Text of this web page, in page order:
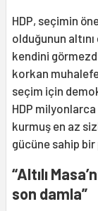
HDP, seçimin
olduğunun
kendini
korkan
seçim için
HDP
kurmuş en az
gücüne sahip
“Altılı
son damla”